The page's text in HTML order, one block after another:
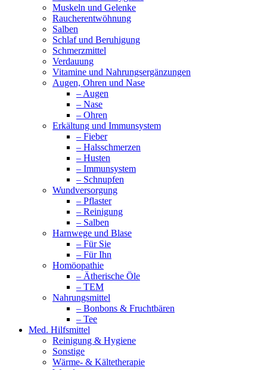
Muskeln und Gelenke
Raucherentwöhnung
Salben
Schlaf und Beruhigung
Schmerzmittel
Verdauung
Vitamine und Nahrungsergänzungen
Augen, Ohren und Nase
– Augen
– Nase
– Ohren
Erkältung und Immunsystem
– Fieber
– Halsschmerzen
– Husten
– Immunsystem
– Schnupfen
Wundversorgung
– Pflaster
– Reinigung
– Salben
Harnwege und Blase
– Für Sie
– Für Ihn
Homöopathie
– Ätherische Öle
– TEM
Nahrungsmittel
– Bonbons & Fruchtbären
– Tee
Med. Hilfsmittel
Reinigung & Hygiene
Sonstige
Wärme- & Kältetherapie